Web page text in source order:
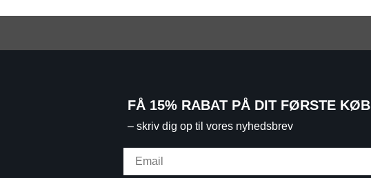
FÅ 15% RABAT PÅ DIT FØRSTE KØB
– skriv dig op til vores nyhedsbrev